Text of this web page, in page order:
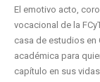
El emotivo acto,
vocacional de la
casa de estudios en
académica para
capítulo en sus